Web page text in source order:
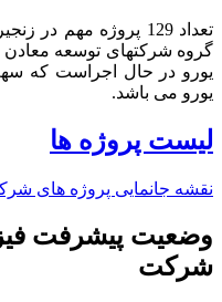
تعداد 129 پروژه مهم
یورو می باشد.​
لیست پروژه ها
نقشه جانمایی پروژه های
وضعیت پیشرفت
شرکت